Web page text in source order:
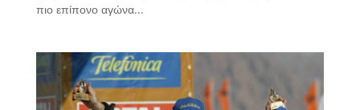
πιο επίπονο αγώνα...